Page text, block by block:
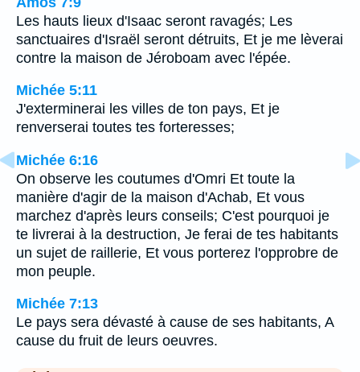
Les hauts lieux d'Isaac seront ravagés; Les
sanctuaires d'Israël seront détruits, Et je me lèverai
contre la maison de Jéroboam avec l'épée.
Michée 5:11
J'exterminerai les villes de ton pays, Et je
renverserai toutes tes forteresses;
Michée 6:16
On observe les coutumes d'Omri Et toute la
manière d'agir de la maison d'Achab, Et vous
marchez d'après leurs conseils; C'est pourquoi je
te livrerai à la destruction, Je ferai de tes habitants
un sujet de raillerie, Et vous porterez l'opprobre de
mon peuple.
Michée 7:13
Le pays sera dévasté à cause de ses habitants, A
cause du fruit de leurs oeuvres.